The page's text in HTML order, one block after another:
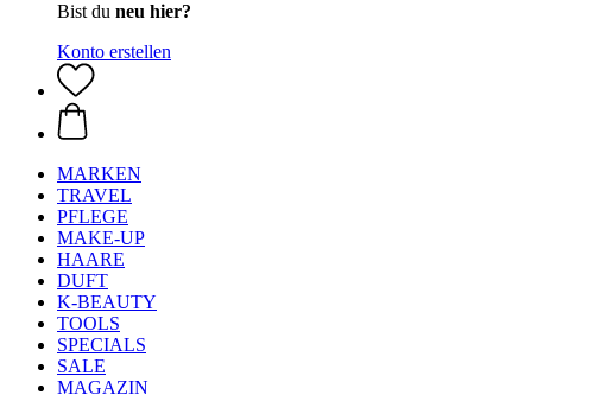
Bist du neu hier?
Konto erstellen
MARKEN
TRAVEL
PFLEGE
MAKE-UP
HAARE
DUFT
K-BEAUTY
TOOLS
SPECIALS
SALE
MAGAZIN